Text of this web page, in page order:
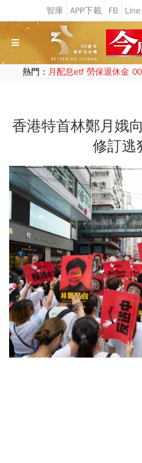
熱門： 月配息etf 勞保退休金
香港特首林鄭月娥
修訂逃